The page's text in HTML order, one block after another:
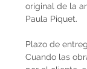
original de la
Paula Piquet.
Plazo de
Cuando las